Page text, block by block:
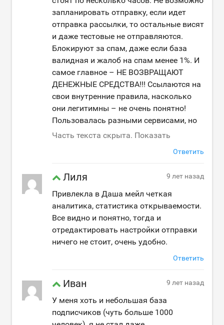
запланировать отправку, если идет
отправка рассылки, то остальные висят
и даже тестовые не отправляются.
Блокируют за спам, даже если база
валидная и жалоб на спам менее 1%. И
самое главное – НЕ ВОЗВРАЩАЮТ
ДЕНЕЖНЫЕ СРЕДСТВА!!! Ссылаются на
свои внутренние правила, насколько
они легитимны – не очень понятно!
Пользовалась разными сервисами, но
Часть текста скрыта. Показать
Ответить
Лиля 9 лет назад
Привлекла в Даша мейл четкая
аналитика, статистика открываемости.
Все видно и понятно, тогда и
отредактировать настройки отправки
ничего не стоит, очень удобно.
Ответить
Иван 9 лет назад
У меня хоть и небольшая база
подписчиков (чуть больше 1000